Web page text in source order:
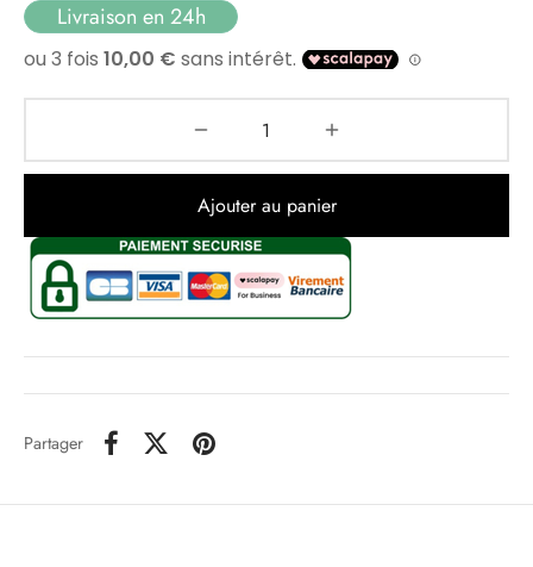
Livraison en 24h
Ajouter au panier
Partager